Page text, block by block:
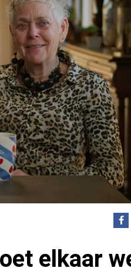
elkaar